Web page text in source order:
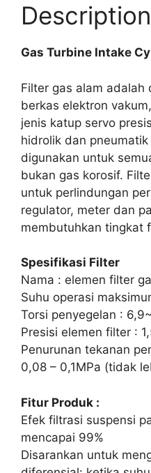
Description
Gas Turbine Intake
Filter gas alam adalah
berkas elektron
jenis katup servo
hidrolik dan
digunakan untuk
bukan gas korosif.
untuk perlindungan
regulator, meter dan
membutuhkan tingkat
Spesifikasi Filter
Nama : elemen filter
Suhu operasi
Torsi penyegelan :
Presisi elemen filter :
Penurunan tekanan
0,08 – 0,1MPa (tidak
Fitur Produk :
Efek filtrasi suspensi
mencapai 99%
Disarankan untuk